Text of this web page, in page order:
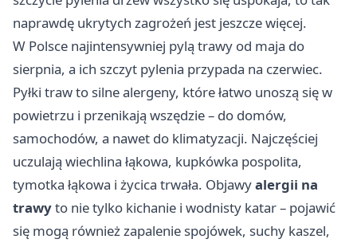
naprawdę ukrytych zagrożeń jest jeszcze więcej.
W Polsce najintensywniej pylą trawy od maja do
sierpnia, a ich szczyt pylenia przypada na czerwiec.
Pyłki traw to silne alergeny, które łatwo unoszą się w
powietrzu i przenikają wszędzie – do domów,
samochodów, a nawet do klimatyzacji. Najczęściej
uczulają wiechlina łąkowa, kupkówka pospolita,
tymotka łąkowa i życica trwała. Objawyalergii na
trawyto nie tylko kichanie i wodnisty katar – pojawić
się mogą również zapalenie spojówek, suchy kaszel,